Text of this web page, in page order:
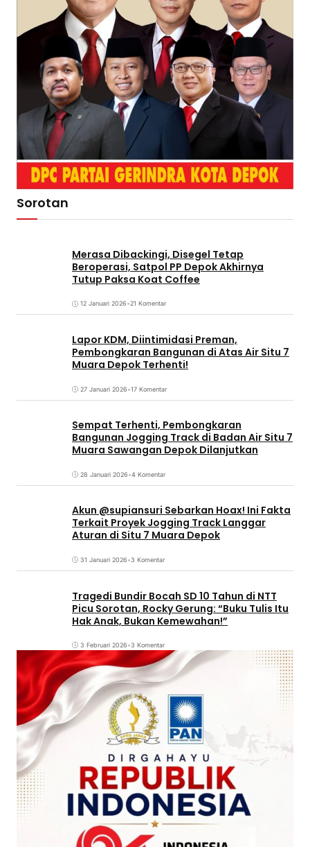
Sorotan
Merasa Dibackingi, Disegel Tetap
Beroperasi, Satpol PP Depok Akhirnya
Tutup Paksa Koat Coffee
12 Januari 2026•21 Komentar
Lapor KDM, Diintimidasi Preman,
Pembongkaran Bangunan di Atas Air Situ 7
Muara Depok Terhenti!
27 Januari 2026•17 Komentar
Sempat Terhenti, Pembongkaran
Bangunan Jogging Track di Badan Air Situ 7
Muara Sawangan Depok Dilanjutkan
28 Januari 2026•4 Komentar
Akun @supiansuri Sebarkan Hoax! Ini Fakta
Terkait Proyek Jogging Track Langgar
Aturan di Situ 7 Muara Depok
31 Januari 2026•3 Komentar
Tragedi Bundir Bocah SD 10 Tahun di NTT
Picu Sorotan, Rocky Gerung: “Buku Tulis Itu
Hak Anak, Bukan Kemewahan!”
3 Februari 2026•3 Komentar